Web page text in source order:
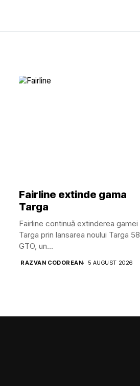
Fairline extinde gama
Targa
Fairline continuă extinderea gamei
Targa prin lansarea noului Targa 58
GTO, un...
RAZVAN CODOREAN 5 AUGUST 2026